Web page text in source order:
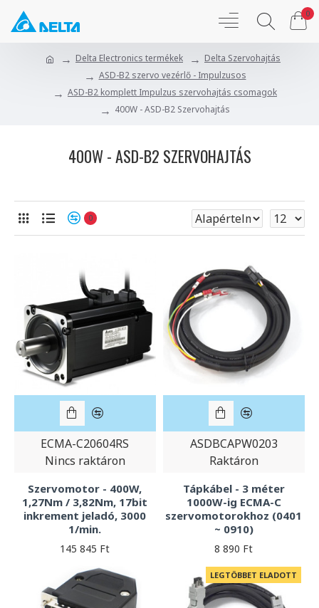
0
Delta Electronics termékek
Delta Szervohajtás
ASD-B2 szervo vezérlő - Impulzusos
ASD-B2 komplett Impulzus szervohajtás csomagok
400W - ASD-B2 Szervohajtás
400W - ASD-B2 SZERVOHAJTÁS
0
ECMA-C20604RS
Nincs raktáron
Szervomotor - 400W,
1,27Nm / 3,82Nm, 17bit
inkrement jeladó, 3000
1/min.
145 845 Ft
ASDBCAPW0203
Raktáron
Tápkábel - 3 méter
1000W-ig ECMA-C
szervomotorokhoz (0401
~ 0910)
8 890 Ft
LEGTÖBBET ELADOTT